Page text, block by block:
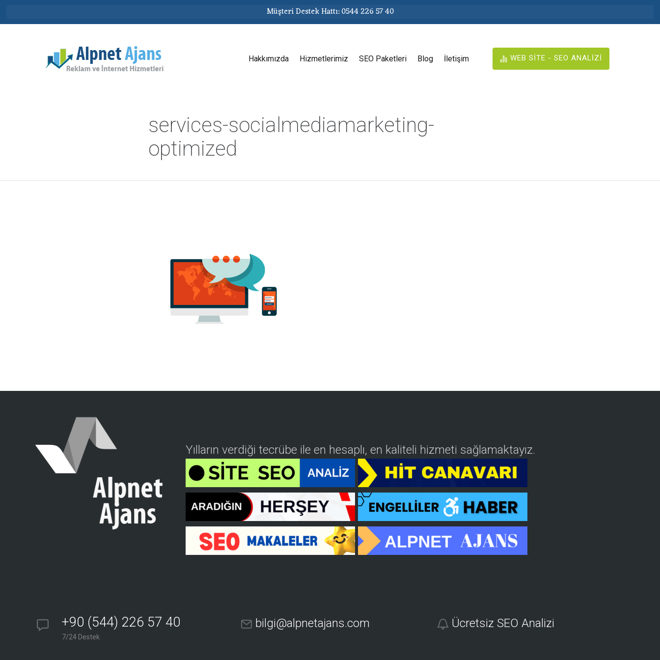
Müşteri Destek Hattı: 0544 226 57 40
Hakkımızda Hizmetlerimiz SEO Paketleri Blog İletişim WEB SİTE - SEO ANALİZİ
services-socialmediamarketing-
optimized
Yılların verdiği tecrübe ile en hesaplı, en kaliteli hizmeti sağlamaktayız.
+90 (544) 226 57 40
7/24 Destek
bilgi@alpnetajans.com Ücretsiz SEO Analizi